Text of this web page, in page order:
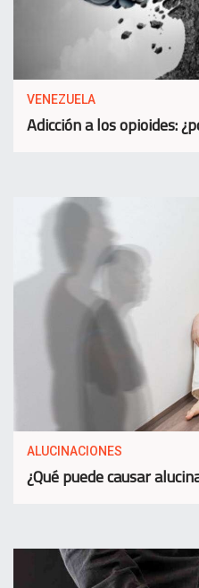
VENEZUELA
Adicción a los opioides:
ALUCINACIONES
¿Qué puede causar